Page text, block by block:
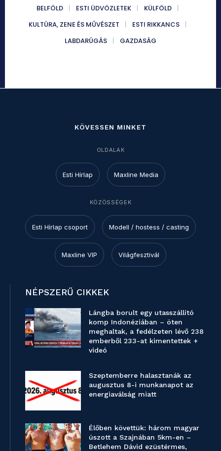
BELFÖLD ESTI ÜDVÖZLETEK
KÜLFÖLD
KULTÚRA, ZENE ÉS MŰVÉSZET
ESTI RIKKANCS
LABDARÚGÁS
GAZDASÁG
KÖVESSEN MINKET
OLDALAK
Esti Hírlap Maxline Media
KÖZÖSSÉGEK
Esti Hírlap csoport Modell / hostess / casting
Maxline VIP Világfesztivál
NÉPSZERŰ CIKKEK
Lángba borult egy utasszállító
komp Indonéziában – öten
meghaltak, a fedélzeten lévő 238
emberből 233-at kimentettek +
videó
Szeptemberre halasztanák az
augusztus 8-i munkanapot az
energiaválság miatt
Élőben követtük: három magyar
úszott a Szajnában 5km-en –
Betlehem Dávid ezüstérmes,